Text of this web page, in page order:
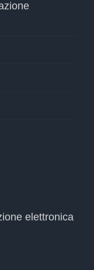
elettronica